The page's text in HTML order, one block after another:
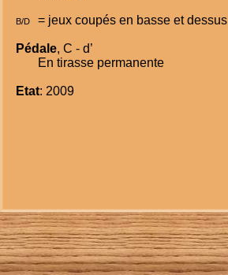
B/D = jeux coupés en basse et dessus
Pédale, C - d’
En tirasse permanente
Etat: 2009